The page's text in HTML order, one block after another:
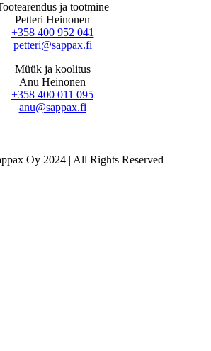
ja tootmine
Petteri Heinonen
+358 400 952 041
petteri@sappax.fi
Müük ja koolitus
Anu Heinonen
+358 400 011 095
anu@sappax.fi
Oy 2024 | All Rights Reserved